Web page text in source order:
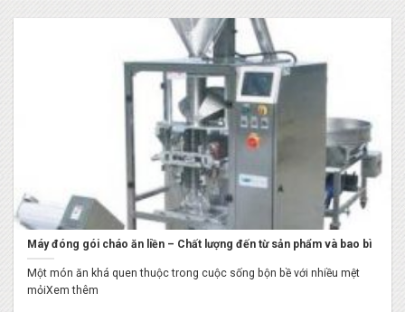
Máy đóng gói cháo ăn liền – Chất lượng đến từ sản phẩm và bao bì
Một món ăn khá quen thuộc trong cuộc sống bộn bề với nhiều mệt
mỏiXem thêm